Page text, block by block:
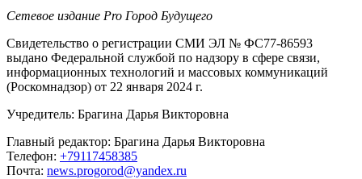
Сетевое издание Pro Город Будущего
Свидетельство о регистрации СМИ ЭЛ № ФС77-86593
выдано Федеральной службой по надзору в сфере связи,
информационных технологий и массовых коммуникаций
(Роскомнадзор) от 22 января 2024 г.
Учредитель: Брагина Дарья Викторовна
Главный редактор: Брагина Дарья Викторовна
Телефон: +79117458385
Почта: news.progorod@yandex.ru